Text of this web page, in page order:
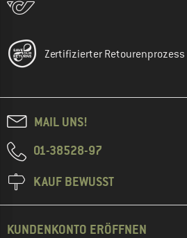
Zertifizierter Retourenprozess
MAIL UNS!
01-38528-97
KAUF BEWUSST
KUNDENKONTO ERÖFFNEN